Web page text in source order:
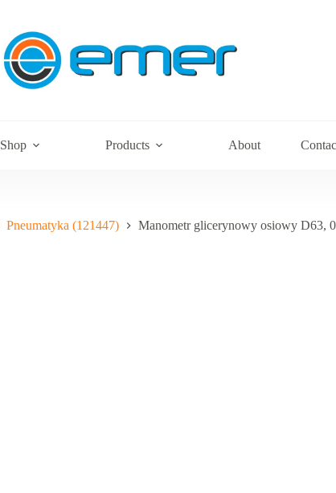
Shop Products About
Pneumatyka (121447) Manometr glicerynowy osiowy D63,